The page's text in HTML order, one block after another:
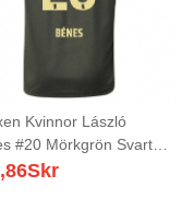
Kvinnor László
#20 Mörkgrön Svart
Matchtröjor
Skr